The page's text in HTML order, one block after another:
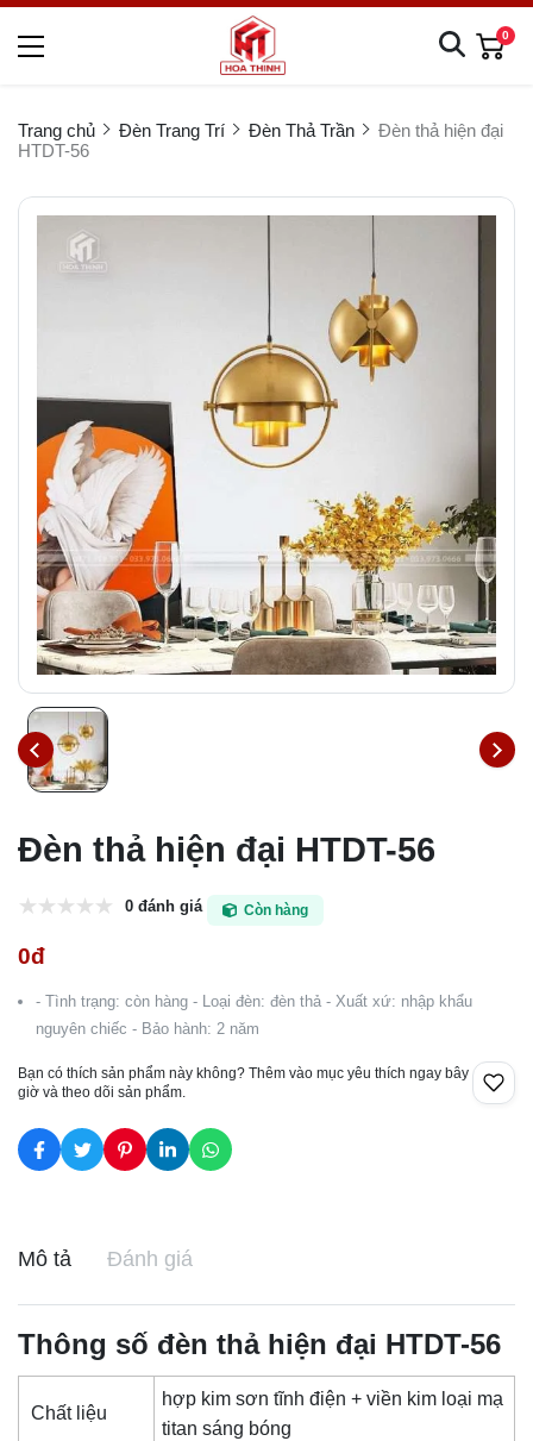
0
Trang chủ Đèn Trang Trí Đèn Thả Trần
Đèn thả hiện đại
HTDT-56
Đèn thả hiện đại HTDT-56
0 đánh giá Còn hàng
0đ
- Tình trạng: còn hàng - Loại đèn: đèn thả - Xuất xứ: nhập khẩu
nguyên chiếc - Bảo hành: 2 năm
Bạn có thích sản phẩm này không? Thêm vào mục yêu thích ngay bây
giờ và theo dõi sản phẩm.
Mô tả Đánh giá
Thông số đèn thả hiện đại HTDT-56
Chất liệu
hợp kim sơn tĩnh điện + viền kim loại mạ
titan sáng bóng